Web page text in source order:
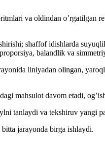
va oldindan oʼrgatilgan
shaffof idishlarda
balandlik va
liniyadan olingan,
mahsulot davom etadi,
tanlaydi va tekshiruv yangi
jarayonda birga ishlaydi.